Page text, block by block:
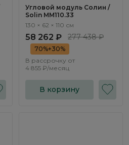
Угловой модуль Солин /
Solin ММ110.33
130 × 62 × 110 см
58 262 ₽ 277 438 ₽
70%+30%
В рассрочку от
4 855 ₽/месяц
В корзину